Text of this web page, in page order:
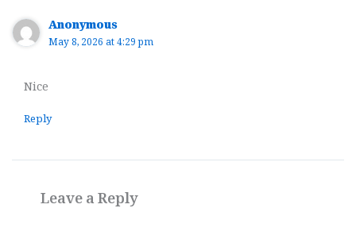
Anonymous
May 8, 2026 at 4:29 pm
Nice
Reply
Leave a Reply